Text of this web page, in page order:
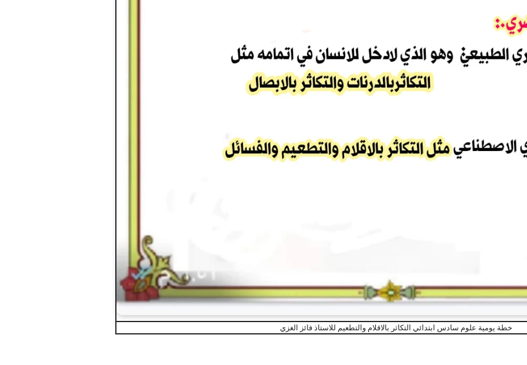
خطة يومية علوم سادس ابتدائي التكاثر بالاقلام والتطعيم للاستاذ فائز الغزي